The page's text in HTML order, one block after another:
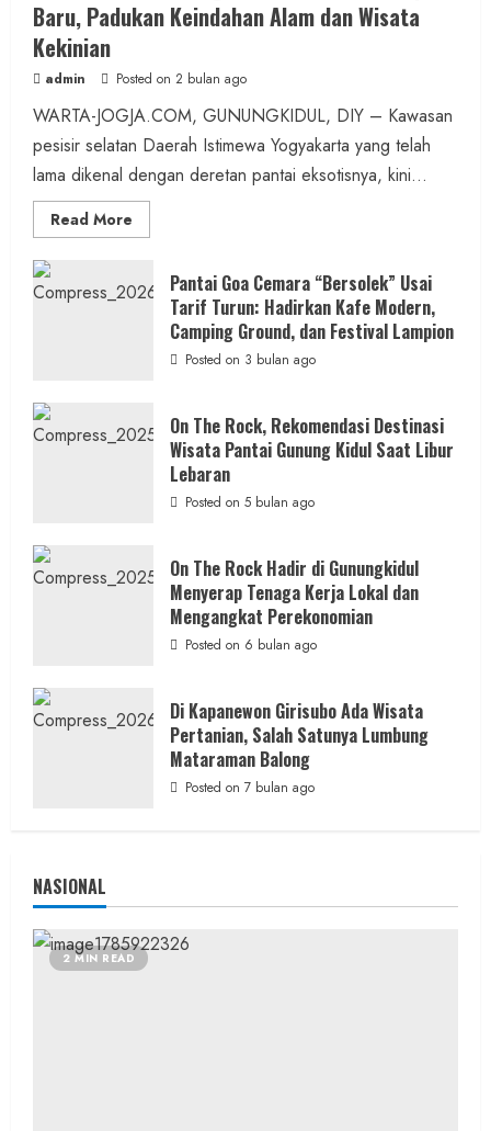
Warga Warnai Kirab Budaya Sadranan
Mbah Jobeh yang Kini Resmi Sandang
Status Kalurahan Mandiri Budaya
admin Posted on 13 jam ago
2 MIN READ
Berita KUA Semugih, DIY
Keutamaan Sholawat dan Kunci Hidup
Tenang Jadi Materi Utama Pengajian
Aparat Margosari
Berita Jateng
Kebakaran Hanguskan Kantin dan Gudang
SD Negeri 1 Jerukan, Polsek Juwangi
Posted on 21 jam ago
Baru, Padukan Keindahan Alam dan Wisata
Kekinian
admin Posted on 2 bulan ago
WARTA-JOGJA.COM, GUNUNGKIDUL, DIY – Kawasan
pesisir selatan Daerah Istimewa Yogyakarta yang telah
lama dikenal dengan deretan pantai eksotisnya, kini...
Read More
more
THE
ROCK
Gunungkidul
Hadirkan
Konsep
Wisata
Kekinian
Pantai Goa Cemara “Bersolek” Usai
Tarif Turun: Hadirkan Kafe Modern,
Camping Ground, dan Festival Lampion
Posted on 3 bulan ago
On The Rock, Rekomendasi Destinasi
Wisata Pantai Gunung Kidul Saat Libur
Lebaran
Posted on 5 bulan ago
On The Rock Hadir di Gunungkidul
Menyerap Tenaga Kerja Lokal dan
Mengangkat Perekonomian
Posted on 6 bulan ago
Di Kapanewon Girisubo Ada Wisata
Pertanian, Salah Satunya Lumbung
Mataraman Balong
Posted on 7 bulan ago
NASIONAL
2 MIN READ